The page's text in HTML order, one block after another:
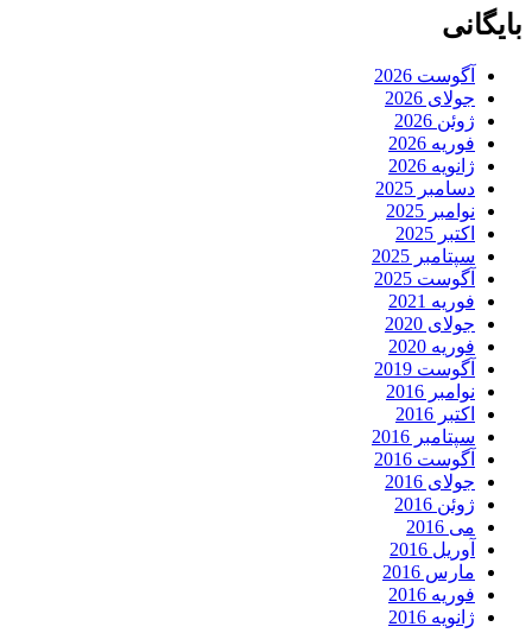
بایگانی
آگوست 2026
جولای 2026
ژوئن 2026
فوریه 2026
ژانویه 2026
دسامبر 2025
نوامبر 2025
اکتبر 2025
سپتامبر 2025
آگوست 2025
فوریه 2021
جولای 2020
فوریه 2020
آگوست 2019
نوامبر 2016
اکتبر 2016
سپتامبر 2016
آگوست 2016
جولای 2016
ژوئن 2016
می 2016
آوریل 2016
مارس 2016
فوریه 2016
ژانویه 2016